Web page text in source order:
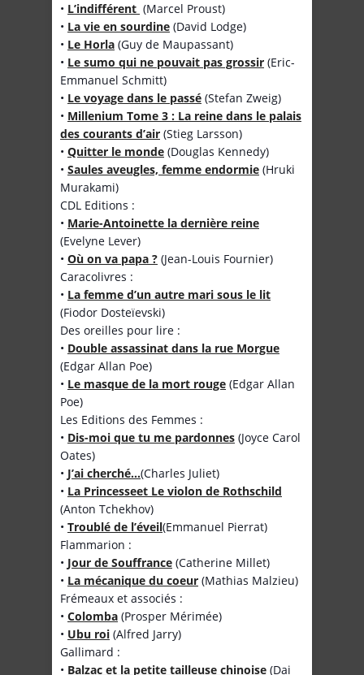
• L’indifférent (Marcel Proust)
• La vie en sourdine (David Lodge)
• Le Horla (Guy de Maupassant)
• Le sumo qui ne pouvait pas grossir (Eric-
Emmanuel Schmitt)
• Le voyage dans le passé (Stefan Zweig)
• Millenium Tome 3 : La reine dans le palais
des courants d’air (Stieg Larsson)
• Quitter le monde (Douglas Kennedy)
• Saules aveugles, femme endormie (Hruki
Murakami)
CDL Editions :
• Marie-Antoinette la dernière reine
(Evelyne Lever)
• Où on va papa ? (Jean-Louis Fournier)
Caracolivres :
• La femme d’un autre mari sous le lit
(Fiodor Dosteïevski)
Des oreilles pour lire :
• Double assassinat dans la rue Morgue
(Edgar Allan Poe)
• Le masque de la mort rouge (Edgar Allan
Poe)
Les Editions des Femmes :
• Dis-moi que tu me pardonnes (Joyce Carol
Oates)
• J’ai cherché…(Charles Juliet)
• La Princesseet Le violon de Rothschild
(Anton Tchekhov)
• Troublé de l’éveil(Emmanuel Pierrat)
Flammarion :
• Jour de Souffrance (Catherine Millet)
• La mécanique du coeur (Mathias Malzieu)
Frémeaux et associés :
• Colomba (Prosper Mérimée)
• Ubu roi (Alfred Jarry)
Gallimard :
• Balzac et la petite tailleuse chinoise (Dai